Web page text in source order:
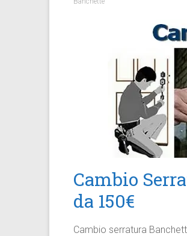
Cambio
da 150€
Cambio serratura